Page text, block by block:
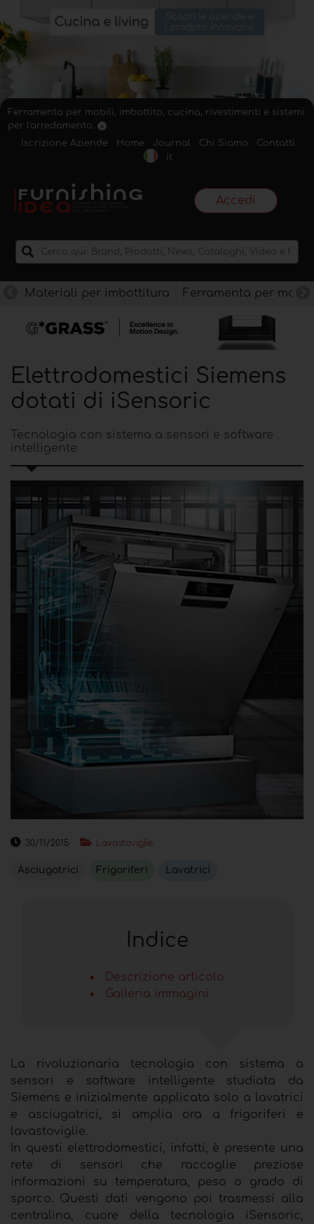
Ferramenta per mobili, imbottito, cucina, rivestimenti e sistemi
per l'arredamento.
Iscrizione Aziende
Home Journal Chi Siamo
Contatti
it
Accedi
Materiali per imbottitura Ferramenta per mobili
Elettrodomestici Siemens
dotati di iSensoric
Tecnologia con sistema a sensori e software
intelligente
30/11/2015 Lavastoviglie
Asciugatrici Frigoriferi Lavatrici
Indice
Descrizione articolo
Galleria immagini
La rivoluzionaria tecnologia con sistema a
sensori e software intelligente studiata da
Siemens e inizialmente applicata solo a lavatrici
e asciugatrici, si amplia ora a frigoriferi e
lavastoviglie.
In questi elettrodomestici, infatti, è presente una
rete di sensori che raccoglie preziose
informazioni su temperatura, peso o grado di
sporco. Questi dati vengono poi trasmessi alla
centralina, cuore della tecnologia iSensoric,